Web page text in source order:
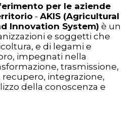
per le aziende
- AKIS (Agricultural
Innovation System) è un
e soggetti che
e di legami e
impegnati nella
trasmissione,
recupero, integrazione,
della conoscenza e